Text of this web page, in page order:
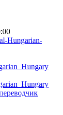
Hungarian-